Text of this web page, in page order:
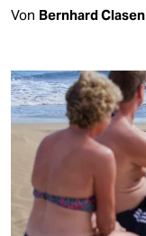
Von Bernhard Clasen